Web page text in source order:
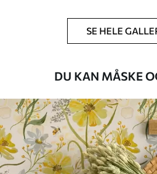
med en bredde
muligheder
tapetklæber.
blød svamp.
rengøres med
Anvendelsesmetode Problemfri
SE HELE
DU KAN MÅSKE